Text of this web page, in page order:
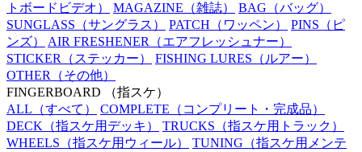
トボードビデオ）
MAGAZINE （雑誌） BAG （バッグ）
SUNGLASS （サングラス） PATCH （ワッペン） PINS （ピ
ンズ）
AIR FRESHENER （エアフレッシュナー）
STICKER （ステッカー） FISHING LURES （ルアー）
OTHER （その他）
FINGERBOARD
（指スケ）
ALL （すべて） COMPLETE （コンプリート・完成品）
DECK （指スケ用デッキ） TRUCKS （指スケ用トラック）
WHEELS （指スケ用ウィール） TUNING （指スケ用メンテ